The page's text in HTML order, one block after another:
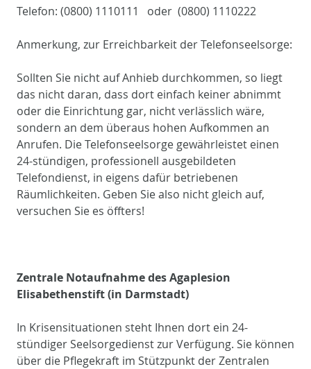
Telefon: (0800) 1110111 oder (0800) 1110222
Anmerkung, zur Erreichbarkeit der Telefonseelsorge:
Sollten Sie nicht auf Anhieb durchkommen, so liegt
das nicht daran, dass dort einfach keiner abnimmt
oder die Einrichtung gar, nicht verlässlich wäre,
sondern an dem überaus hohen Aufkommen an
Anrufen. Die Telefonseelsorge gewährleistet einen
24-stündigen, professionell ausgebildeten
Telefondienst, in eigens dafür betriebenen
Räumlichkeiten. Geben Sie also nicht gleich auf,
versuchen Sie es öffters!
Zentrale Notaufnahme des Agaplesion
Elisabethenstift (in Darmstadt)
In Krisensituationen steht Ihnen dort ein 24-
stündiger Seelsorgedienst zur Verfügung. Sie können
über die Pflegekraft im Stützpunkt der Zentralen